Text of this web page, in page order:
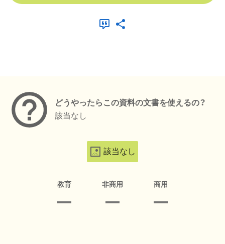
どうやったらこの資料の文書を使えるの？
該当なし
該当なし
教育 非商用 商用